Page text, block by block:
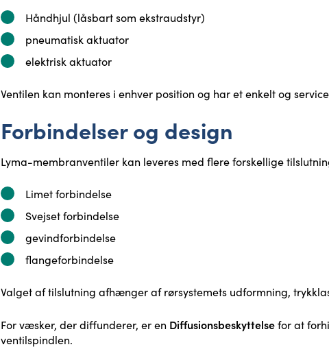
Håndhjul (låsbart som ekstraudstyr)
pneumatisk aktuator
elektrisk aktuator
Ventilen kan monteres i enhver position og har et enkelt og
Forbindelser og design
Lyma-membranventiler kan leveres med flere forskellige
Limet forbindelse
Svejset forbindelse
gevindforbindelse
flangeforbindelse
Valget af tilslutning afhænger af rørsystemets udformning,
For væsker, der diffunderer, er en Diffusionsbeskyttelsefor at
ventilspindlen.